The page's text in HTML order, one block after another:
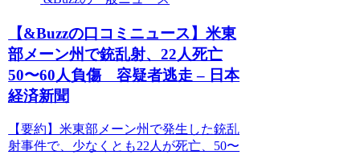
【&Buzzの口コミニュース】米東
部メーン州で銃乱射、22人死亡
50〜60人負傷 容疑者逃走 – 日本
経済新聞
【要約】米東部メーン州で発生した銃乱
射事件で、少なくとも22人が死亡、50〜